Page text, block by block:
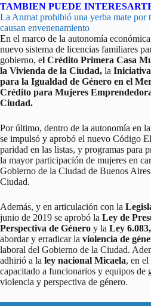
TAMBIEN PUEDE
La Anmat prohibió una yerba mate por
causan envenenamiento
En el marco de la autonomía
nuevo sistema de licencias familiares
gobierno, el Crédito Primera Casa
la Vivienda de la Ciudad, la
para la Igualdad de Género en el
Crédito para Mujeres
Ciudad.
Por último, dentro de la autonomía en
se impulsó y aprobó el nuevo Código
paridad en las listas, y programas para
la mayor participación de mujeres en
Gobierno de la Ciudad de Buenos
Ciudad.
Además, y en articulación con la
junio de 2019 se aprobó la Ley de
Perspectiva de Género y la Ley 6.083,
abordar y erradicar la violencia de
laboral del Gobierno de la Ciudad.
adhirió a la ley nacional Micaela, en
capacitado a funcionarios y equipos de
violencia y perspectiva de género.